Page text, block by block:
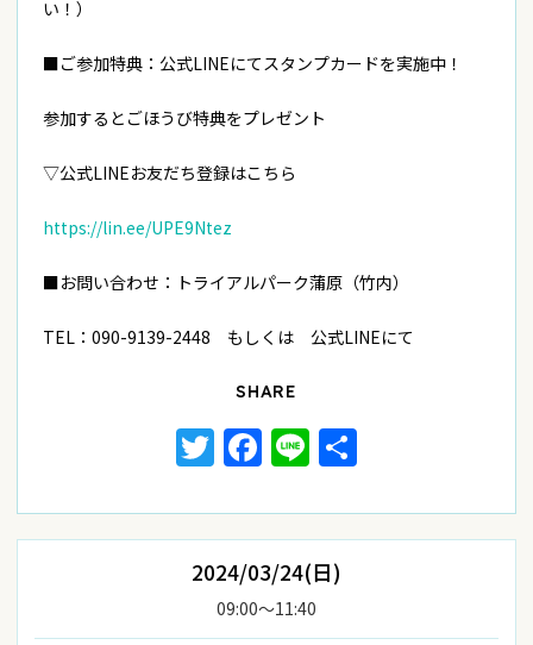
い！）
■ご参加特典：公式LINEにてスタンプカードを実施中！
参加するとごほうび特典をプレゼント
▽公式LINEお友だち登録はこちら
https://lin.ee/UPE9Ntez
■お問い合わせ：トライアルパーク蒲原（竹内）
TEL：090-9139-2448 もしくは 公式LINEにて
SHARE
Twitter
Facebook
Line
2024/03/24(日)
09:00〜11:40